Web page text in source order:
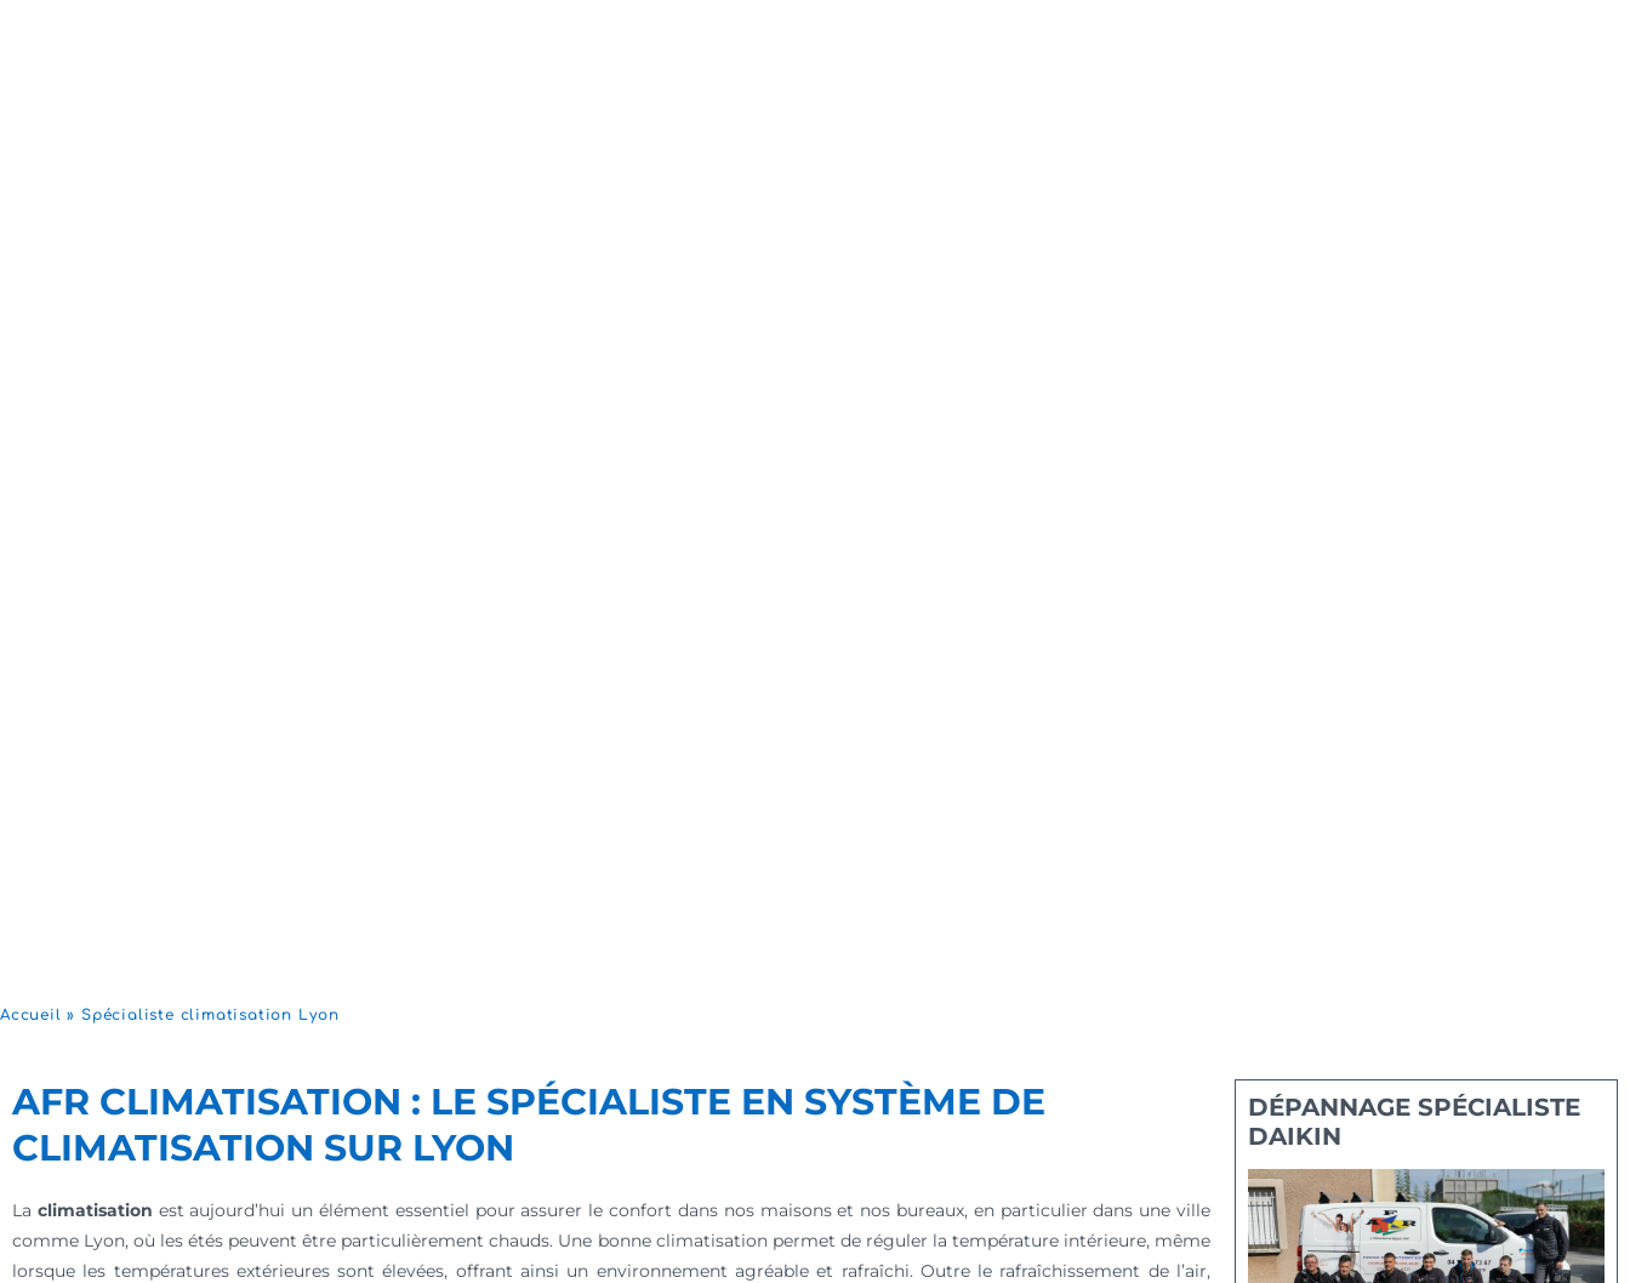
Accueil »Spécialiste climatisation Lyon
AFR CLIMATISATION : LE SPÉCIALISTE EN SYSTÈME DE
CLIMATISATION SUR LYON
La climatisation est aujourd’hui un élément essentiel pour assurer le confort dans nos maisons et nos bureaux, en particulier dans une ville
comme Lyon, où les étés peuvent être particulièrement chauds. Une bonne climatisation permet de réguler la température intérieure, même
lorsque les températures extérieures sont élevées, offrant ainsi un environnement agréable et rafraîchi. Outre le rafraîchissement de l’air,
DÉPANNAGE SPÉCIALISTE
DAIKIN